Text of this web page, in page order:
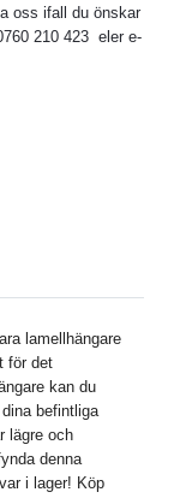
oss ifall du önskar
210 423 eler e-
lamellhängare
för det
kan du
befintliga
lägre och
denna
i lager! Köp